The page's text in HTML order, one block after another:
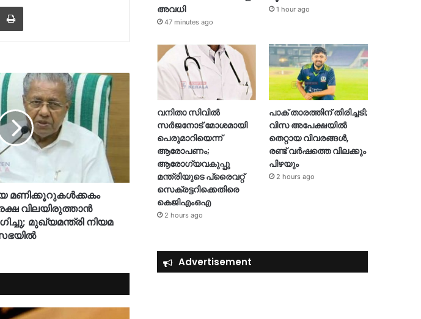
Email Print
മണിക്കൂറുകള്‍ക്കകം
വിലയിരുത്താൻ
മുഖ്യമന്ത്രി നിയമ
അവധി
47 minutes ago
1 hour ago
വനിതാ സിവിൽ
സർജനോട് മോശമായി
പെരുമാറിയെന്ന്
ആരോപണം;
ആരോഗ്യവകുപ്പു
മന്ത്രിയുടെ പ്രൈവറ്റ്
സെക്രട്ടറിക്കെതിരെ
കെജിഎംഒഎ
2 hours ago
പാക് താരത്തിന് തിരിച്ചടി;
വിസ അപേക്ഷയിൽ
തെറ്റായ വിവരങ്ങൾ,
രണ്ട് വർഷത്തെ വിലക്കും
പിഴയും
2 hours ago
Advertisement